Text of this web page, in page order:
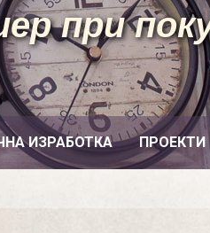
ИЗРАБОТКА ПРОЕКТИ
при